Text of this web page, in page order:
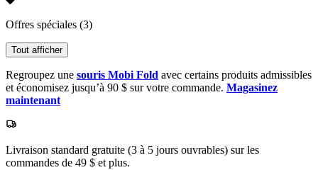
Offres spéciales (3)
Tout afficher
Regroupez une souris Mobi Fold avec certains produits admissibles
et économisez jusqu’à 90 $ sur votre commande. Magasinez
maintenant
Livraison standard gratuite (3 à 5 jours ouvrables) sur les
commandes de 49 $ et plus.